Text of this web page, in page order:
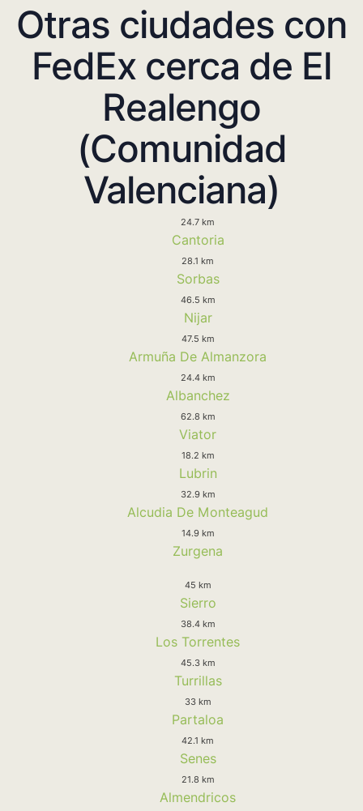
Otras ciudades con
FedEx cerca de El
Realengo
(Comunidad
Valenciana)
24.7 km
Cantoria
28.1 km
Sorbas
46.5 km
Nijar
47.5 km
Armuña De Almanzora
24.4 km
Albanchez
62.8 km
Viator
18.2 km
Lubrin
32.9 km
Alcudia De Monteagud
14.9 km
Zurgena
45 km
Sierro
38.4 km
Los Torrentes
45.3 km
Turrillas
33 km
Partaloa
42.1 km
Senes
21.8 km
Almendricos